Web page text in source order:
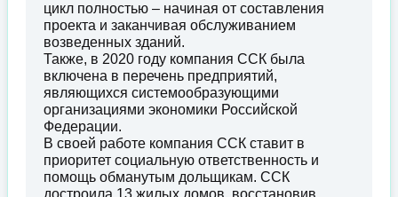
цикл полностью – начиная от составления
проекта и заканчивая обслуживанием
возведенных зданий.
Также, в 2020 году компания ССК была
включена в перечень предприятий,
являющихся системообразующими
организациями экономики Российской
Федерации.
В своей работе компания ССК ставит в
приоритет социальную ответственность и
помощь обманутым дольщикам. ССК
достроила 13 жилых домов, восстановив